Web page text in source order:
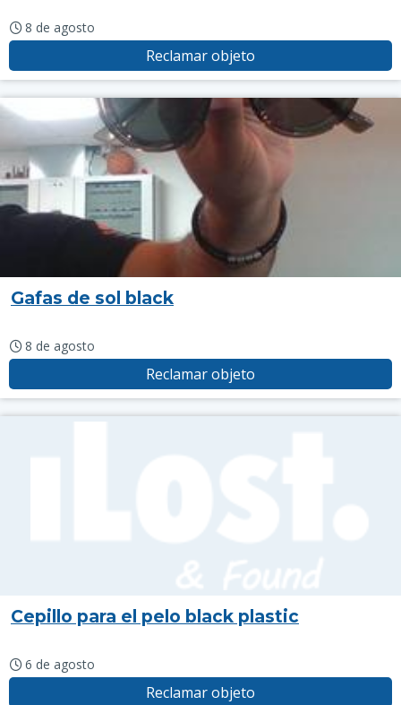
8 de agosto
Reclamar objeto
Gafas de sol black
8 de agosto
Reclamar objeto
Cepillo para el pelo black plastic
6 de agosto
Reclamar objeto